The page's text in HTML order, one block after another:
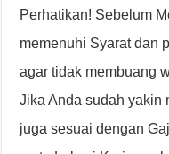
Perhatikan! Sebelum
memenuhi Syarat dan
agar tidak membuang
Jika Anda sudah yakin
juga sesuai dengan